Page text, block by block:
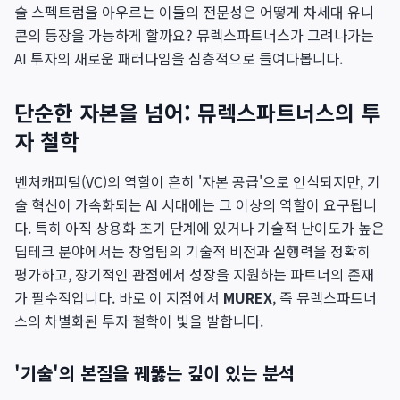
술 스펙트럼을 아우르는 이들의 전문성은 어떻게 차세대 유니
콘의 등장을 가능하게 할까요? 뮤렉스파트너스가 그려나가는
AI 투자의 새로운 패러다임을 심층적으로 들여다봅니다.
단순한 자본을 넘어: 뮤렉스파트너스의 투
자 철학
벤처캐피털(VC)의 역할이 흔히 '자본 공급'으로 인식되지만, 기
술 혁신이 가속화되는 AI 시대에는 그 이상의 역할이 요구됩니
다. 특히 아직 상용화 초기 단계에 있거나 기술적 난이도가 높은
딥테크 분야에서는 창업팀의 기술적 비전과 실행력을 정확히
평가하고, 장기적인 관점에서 성장을 지원하는 파트너의 존재
가 필수적입니다. 바로 이 지점에서 MUREX, 즉 뮤렉스파트너
스의 차별화된 투자 철학이 빛을 발합니다.
'기술'의 본질을 꿰뚫는 깊이 있는 분석